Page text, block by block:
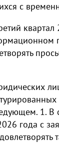
с
1.
года с